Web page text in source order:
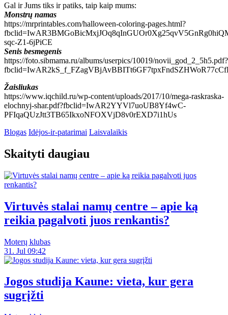
Gal ir Jums tiks ir patiks, taip kaip mums:
Monstrų namas
https://mrprintables.com/halloween-coloring-pages.html?
sqc-Z1-6jPiCE
Senis besmegenis
https://foto.sibmama.ru/albums/userpics/10019/novii_god_2_5h5.pdf?
Žaisliukas
https://www.iqchild.ru/wp-content/uploads/2017/10/mega-raskraska-
elochnyj-shar.pdf?fbclid=IwAR2YYVl7uoUB8Yf4wC-
PFIqaQUzJtt3TB65IkxoNFOXVjD8v0rEXD7i1hUs
Blogas Idėjos-ir-patarimai Laisvalaikis
Skaityti daugiau
Virtuvės stalai namų centre – apie ką
reikia pagalvoti juos renkantis?
Moterų klubas
31. Jul 09:42
Jogos studija Kaune: vieta, kur gera
sugrįžti